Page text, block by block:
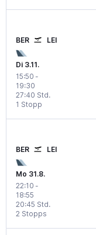
BER LEI
Di 3.11.
15:50 -
19:30
1 Stopp
27:40 Std.
BER LEI
Mo 31.8.
22:10 -
18:55
2 Stopps
20:45 Std.